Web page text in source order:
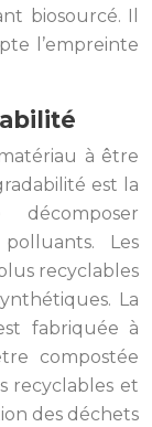
biosourcé. Il
l’empreinte
à être
est la
Les
recyclables
La
fabriquée à
compostée
recyclables et
des déchets